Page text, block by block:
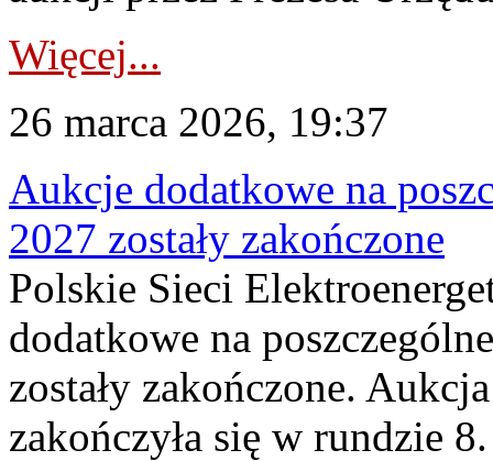
Więcej...
26 marca 2026, 19:37
Aukcje dodatkowe na
2027 zostały zakończone
Polskie Sieci
dodatkowe na
zostały zakończone.
zakończyła się w rundzie